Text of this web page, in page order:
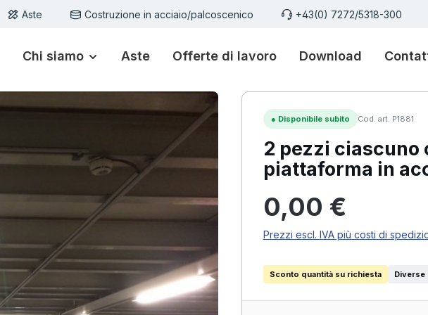
Aste Costruzione in acciaio/palcoscenico +43(0) 7272/5318-300
Chi siamo Aste Offerte di lavoro Download
● Disponibile subito Cod. art. P1881
2 pezzi ciascuno
piattaforma in
Prezzo normale:
0,00 €
Prezzi escl. IVA più costi di
Sconto quantità su richiesta Diverse